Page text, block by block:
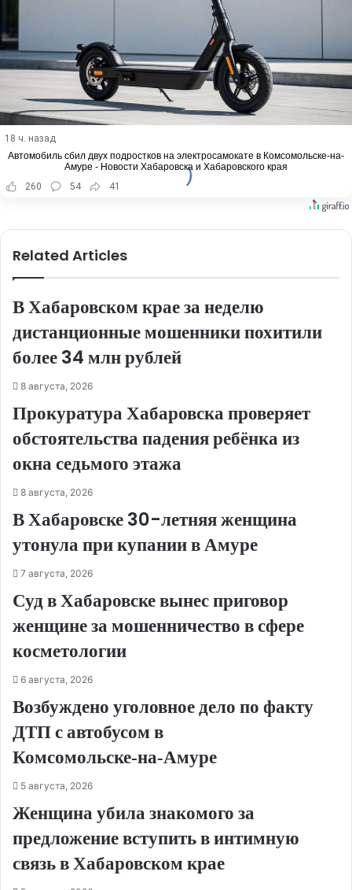
18 ч. назад
Автомобиль сбил двух подростков на электросамокате в Комсомольске-на-
Амуре - Новости Хабаровска и Хабаровского края
260
54 41
Related Articles
В Хабаровском крае за неделю
дистанционные мошенники похитили
более 34 млн рублей
8 августа, 2026
Прокуратура Хабаровска проверяет
обстоятельства падения ребёнка из
окна седьмого этажа
8 августа, 2026
В Хабаровске 30-летняя женщина
утонула при купании в Амуре
7 августа, 2026
Суд в Хабаровске вынес приговор
женщине за мошенничество в сфере
косметологии
6 августа, 2026
Возбуждено уголовное дело по факту
ДТП с автобусом в
Комсомольске‑на‑Амуре
5 августа, 2026
Женщина убила знакомого за
предложение вступить в интимную
связь в Хабаровском крае